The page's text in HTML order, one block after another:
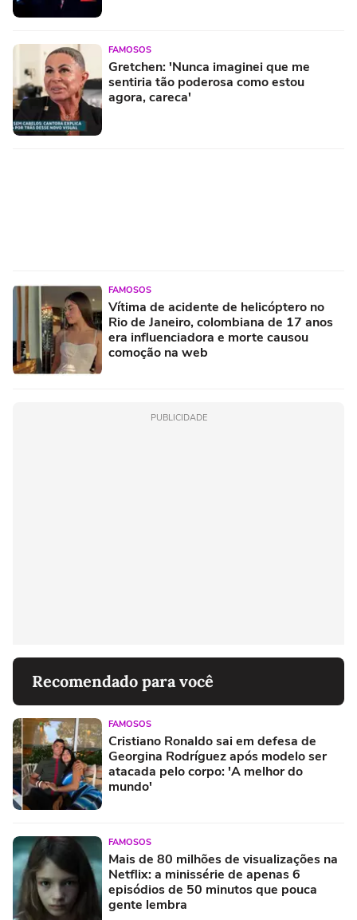
FAMOSOS
Gretchen: 'Nunca imaginei que me
sentiria tão poderosa como estou
agora, careca'
FAMOSOS
Vítima de acidente de helicóptero no
Rio de Janeiro, colombiana de 17 anos
era influenciadora e morte causou
comoção na web
PUBLICIDADE
Recomendado para você
FAMOSOS
Cristiano Ronaldo sai em defesa de
Georgina Rodríguez após modelo ser
atacada pelo corpo: 'A melhor do
mundo'
FAMOSOS
Mais de 80 milhões de visualizações na
Netflix: a minissérie de apenas 6
episódios de 50 minutos que pouca
gente lembra